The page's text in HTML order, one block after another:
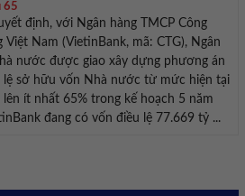
65
định, với Ngân hàng TMCP Công
Việt Nam (VietinBank, mã: CTG), Ngân
nước được giao xây dựng phương án
lệ sở hữu vốn Nhà nước từ mức hiện tại
lên ít nhất 65% trong kế hoạch 5 năm
đang có vốn điều lệ 77.669 tỷ ...